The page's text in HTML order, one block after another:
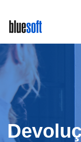
main
content